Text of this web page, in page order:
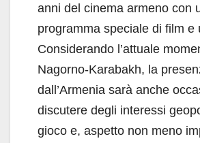
anni del cinema armeno con
programma speciale di film e
Considerando l’attuale
Nagorno-Karabakh, la
dall’Armenia sarà anche
discutere degli interessi
gioco e, aspetto non meno